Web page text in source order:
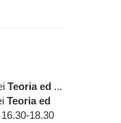
Teoria ed ...
Teoria ed
18.30